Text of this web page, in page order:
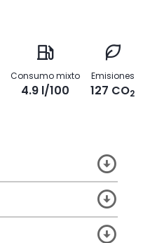
Consumo mixto
4.9 l/100
Emisiones
127 CO2